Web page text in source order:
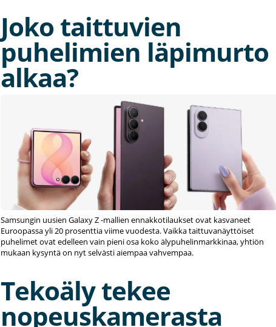
Joko taittuvien
puhelimien läpimurto
alkaa?
Samsungin uusien Galaxy Z -mallien ennakkotilaukset ovat kasvaneet
Euroopassa yli 20 prosenttia viime vuodesta. Vaikka taittuvanäyttöiset
puhelimet ovat edelleen vain pieni osa koko älypuhelinmarkkinaa, yhtiön
mukaan kysyntä on nyt selvästi aiempaa vahvempaa.
Tekoäly tekee
nopeuskamerasta